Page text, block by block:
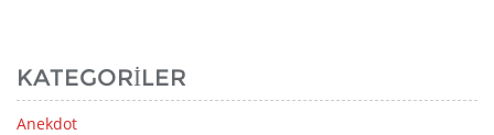
KATEGORILER
Anekdot